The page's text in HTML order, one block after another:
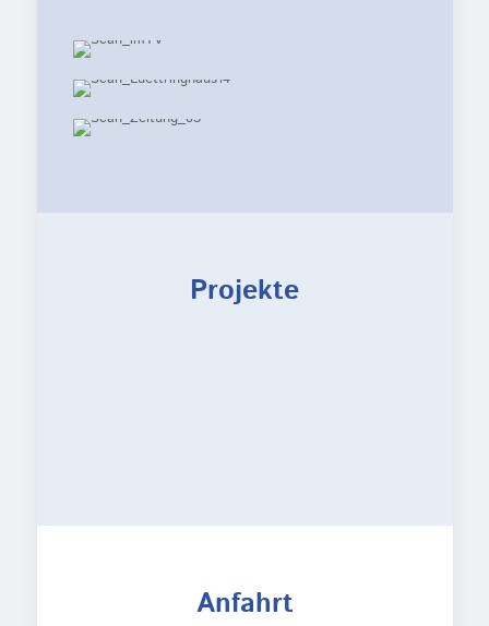
Projekte
Anfahrt